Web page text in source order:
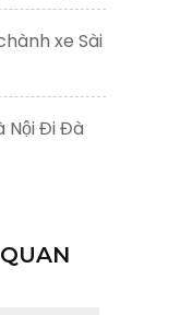
xe Sài
Nội Đi Đà